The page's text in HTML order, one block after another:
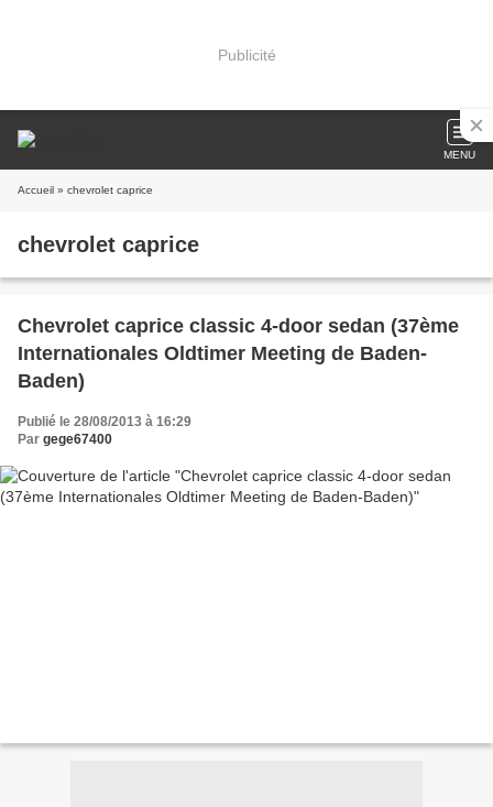
Publicité
MENU
Accueil » chevrolet caprice
chevrolet caprice
Chevrolet caprice classic 4-door sedan (37ème
Internationales Oldtimer Meeting de Baden-
Baden)
Publié le 28/08/2013 à 16:29
Par gege67400